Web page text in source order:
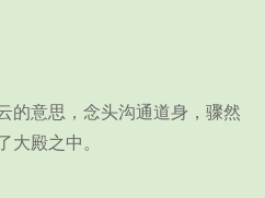
的意思，念头沟通道身，骤然
大殿之中。